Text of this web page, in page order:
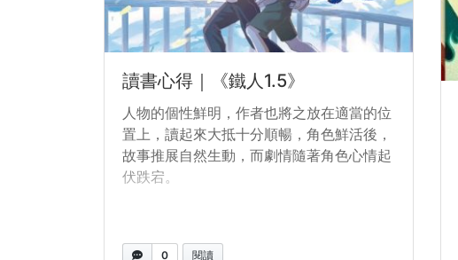
讀書心得｜《鐵人1.5》
人物的個性鮮明，作者也將之放在適當的位
置上，讀起來大抵十分順暢，角色鮮活後，
故事推展自然生動，而劇情隨著角色心情起
伏跌宕。
0 閱讀